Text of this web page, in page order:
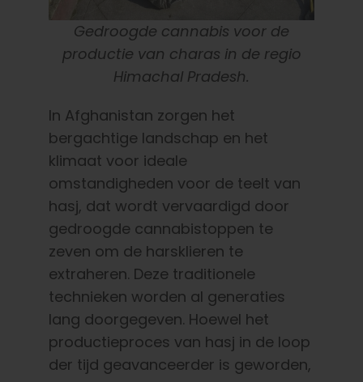
Gedroogde cannabis voor de
productie van charas in de regio
Himachal Pradesh.
In Afghanistan zorgen het
bergachtige landschap en het
klimaat voor ideale
omstandigheden voor de teelt van
hasj, dat wordt vervaardigd door
gedroogde cannabistoppen te
zeven om de harsklieren te
extraheren. Deze traditionele
technieken worden al generaties
lang doorgegeven. Hoewel het
productieproces van hasj in de loop
der tijd geavanceerder is geworden,